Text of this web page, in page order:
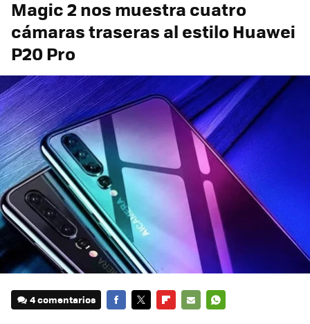
Magic 2 nos muestra cuatro
cámaras traseras al estilo Huawei
P20 Pro
4 comentarios